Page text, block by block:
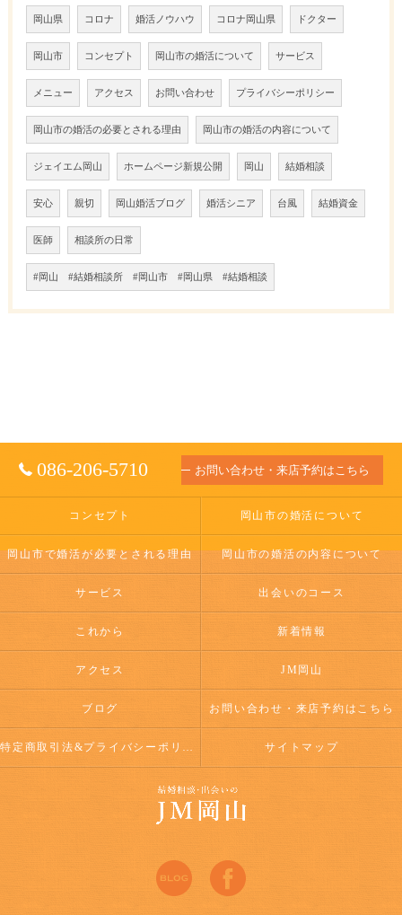
岡山県 コロナ 婚活ノウハウ コロナ岡山県 ドクター
岡山市 コンセプト 岡山市の婚活について サービス
メニュー アクセス お問い合わせ プライバシーポリシー
岡山市の婚活の必要とされる理由 岡山市の婚活の内容について
ジェイエム岡山 ホームページ新規公開 岡山 結婚相談
安心 親切 岡山婚活ブログ 婚活シニア 台風 結婚資金
医師 相談所の日常
#岡山 #結婚相談所 #岡山市 #岡山県 #結婚相談
086-206-5710 お問い合わせ・来店予約はこちら
コンセプト 岡山市の婚活について
岡山市で婚活が必要とされる理由 岡山市の婚活の内容について
サービス 出会いのコース
これから 新着情報
アクセス JM岡山
ブログ お問い合わせ・来店予約はこちら
特定商取引法&プライバシーポリシー サイトマップ